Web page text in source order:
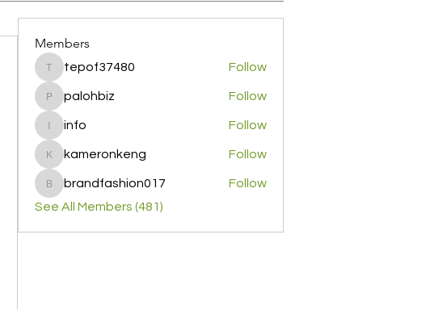
Members
tepof37480
tepof37480 Follow
palohbiz
palohbiz Follow
info
info Follow
kameronkeng
kameronkeng Follow
brandfashion017
brandfashion017
Follow
See All Members (481)